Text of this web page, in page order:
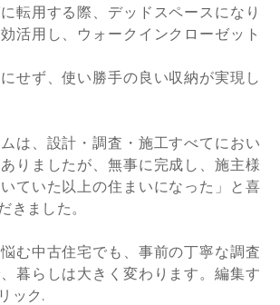
転用する際、デッドスペースになり
活用し、ウォークインクローゼット
せず、使い勝手の良い収納が実現し
は、設計・調査・施工すべてにおい
りましたが、無事に完成し、施主様
ていた以上の住まいになった」と喜
きました。
む中古住宅でも、事前の丁寧な調査
暮らしは大きく変わります。編集す
ック.